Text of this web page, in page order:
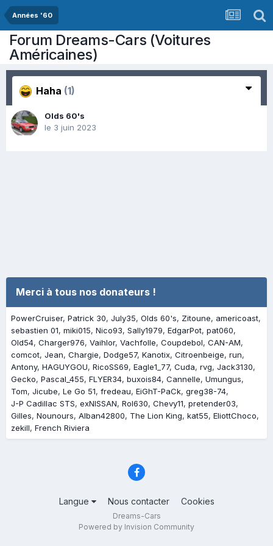
Années '60
Forum Dreams-Cars (Voitures
Américaines)
Haha (1)
Olds 60's
le 3 juin 2023
Merci à tous nos donateurs !
PowerCruiser Patrick 30 July35 Olds 60's Zitoune
americoast
sebastien 01 miki015 Nico93 Sally1979 EdgarPot pat060
Old54 Charger976 Vaihlor Vachfolle Coupdebol CAN-AM
comcot Jean Chargie Dodge57 Kanotix Citroenbeige run
Antony HAGUYGOU RicoSS69 Eagle1_77 Cuda rvg Jack3130
Gecko Pascal_455 FLYER34 buxois84 Cannelle Umungus
Tom Jicube Le Go 51 fredeau EiGhT-PaCk greg38-74
J-P Cadillac STS exNISSAN Rol630 Chevy11 pretender03
Gilles Nounours Alban42800 The Lion King kat55 EliottChoco
zekill French Riviera
Langue Nous contacter Cookies
Dreams-Cars
Powered by Invision Community